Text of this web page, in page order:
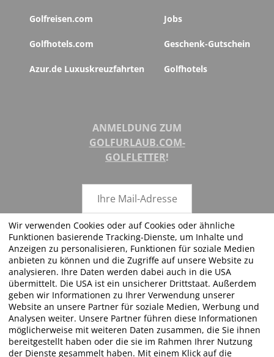
Golfreisen.com
Golfhotels.com
Azur.de Luxuskreuzfahrten
Jobs
Geschenk-Gutschein
Golfhotels
ANMELDUNG ZUM
GOLFURLAUB.COM-
GOLFLETTER!
ABSENDEN
FOLGEN SIE UNS!
Wir verwenden Cookies oder auf Cookies oder ähnliche
Funktionen basierende Tracking-Dienste, um Inhalte und
Anzeigen zu personalisieren, Funktionen für soziale Medien
anbieten zu können und die Zugriffe auf unsere Website zu
analysieren. Ihre Daten werden dabei auch in die USA
übermittelt. Die USA ist ein unsicherer Drittstaat. Außerdem
geben wir Informationen zu Ihrer Verwendung unserer
Website an unsere Partner für soziale Medien, Werbung und
Analysen weiter. Unsere Partner führen diese Informationen
möglicherweise mit weiteren Daten zusammen, die Sie ihnen
bereitgestellt haben oder die sie im Rahmen Ihrer Nutzung
der Dienste gesammelt haben. Mit einem Klick auf die